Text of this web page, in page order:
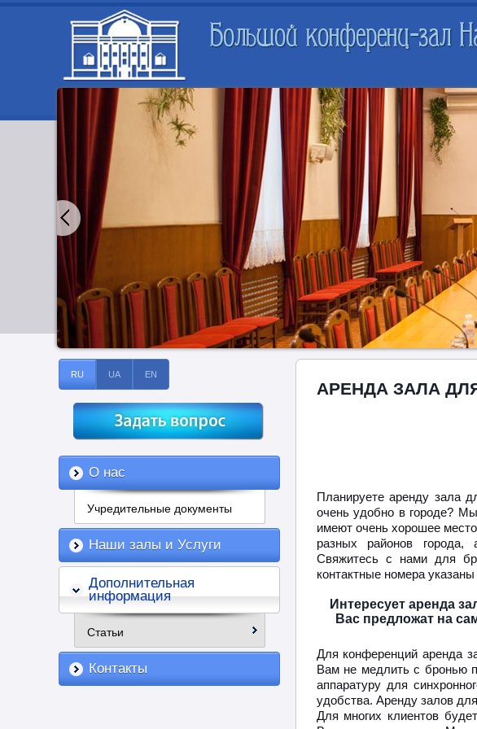
RU UA EN
О нас
Учредительные документы
Наши залы и Услуги
Дополнительная
информация
Статьи
Контакты
АРЕНДА ЗАЛА
Планируете аренду зала
очень удобно в городе?
имеют очень хорошее
разных районов
Свяжитесь с нами для
контактные номера указаны
Интересует аренда
Вас предложат на
Для конференций аренда
Вам не медлить с бронью
аппаратуру для
удобства. Аренду залов
Для многих клиентов